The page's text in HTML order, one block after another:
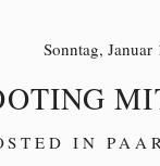
Sonntag, Januar
IN